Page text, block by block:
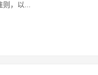
则，以...